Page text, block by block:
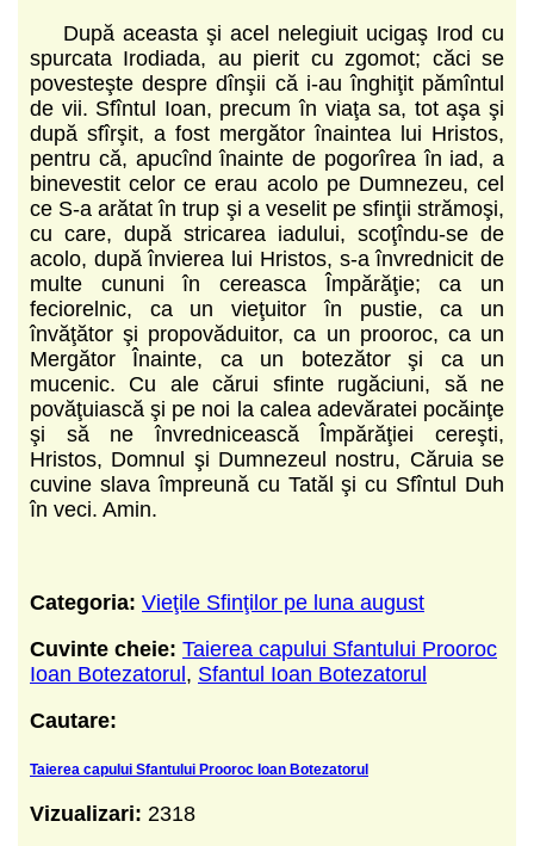
După aceasta şi acel nelegiuit ucigaş Irod cu
spurcata Irodiada, au pierit cu zgomot; căci se
povesteşte despre dînşii că i-au înghiţit pămîntul
de vii. Sfîntul Ioan, precum în viaţa sa, tot aşa şi
după sfîrşit, a fost mergător înaintea lui Hristos,
pentru că, apucînd înainte de pogorîrea în iad, a
binevestit celor ce erau acolo pe Dumnezeu, cel
ce S-a arătat în trup şi a veselit pe sfinţii strămoşi,
cu care, după stricarea iadului, scoţîndu-se de
acolo, după învierea lui Hristos, s-a învrednicit de
multe cununi în cereasca Împărăţie; ca un
feciorelnic, ca un vieţuitor în pustie, ca un
învăţător şi propovăduitor, ca un prooroc, ca un
Mergător Înainte, ca un botezător şi ca un
mucenic. Cu ale cărui sfinte rugăciuni, să ne
povăţuiască şi pe noi la calea adevăratei pocăinţe
şi să ne învrednicească Împărăţiei cereşti,
Hristos, Domnul şi Dumnezeul nostru, Căruia se
cuvine slava împreună cu Tatăl şi cu Sfîntul Duh
în veci. Amin.
Categoria: Vieţile Sfinţilor pe luna august
Cuvinte cheie: Taierea capului Sfantului Prooroc
Ioan Botezatorul, Sfantul Ioan Botezatorul
Cautare:
Taierea capului Sfantului Prooroc Ioan Botezatorul
Vizualizari: 2318